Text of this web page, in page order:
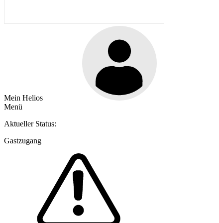
Mein Helios
Menü
Aktueller Status:
Gastzugang